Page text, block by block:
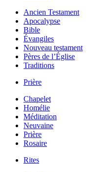
Ancien Testament
Apocalypse
Bible
Évangiles
Nouveau testament
Pères de l’Église
Traditions
Prière
Chapelet
Homélie
Méditation
Neuvaine
Prière
Rosaire
Rites